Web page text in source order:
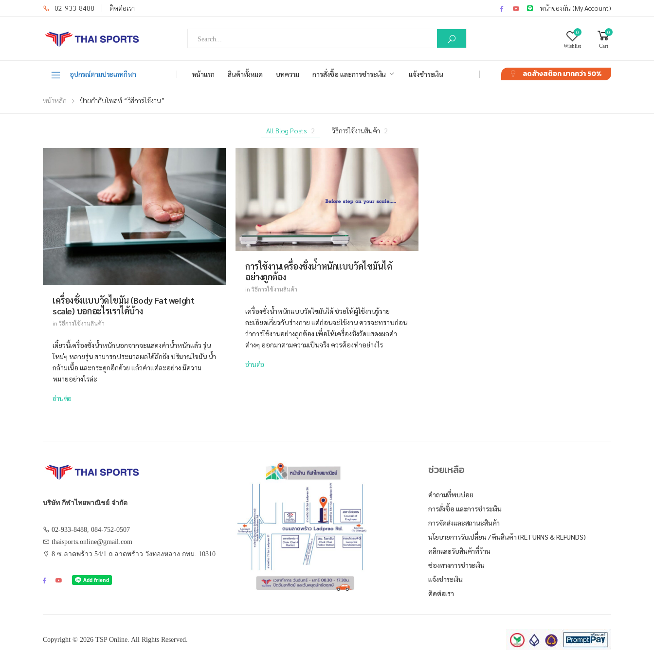
02-933-8488 ติดต่อเรา หน้าของฉัน (My Account)
0
Wishlist
0
Cart
อุปกรณ์ตามประเภทกีฬา หน้าแรก สินค้าทั้งหมด บทความ การสั่งซื้อ และการชำระเงิน แจ้งชำระเงิน ลดล้างสต๊อกมากกว่า 50%
หน้าหลัก ป้ายกำกับโพสท์ “วิธีการใช้งาน”
All Blog Posts 2 วิธีการใช้งานสินค้า 2
เครื่องชั่งแบบวัดไขมัน (Body Fat weight
scale) บอกอะไรเราได้บ้าง
in วิธีการใช้งานสินค้า
เดี๋ยวนี้เครื่องชั่งน้ำหนักนอกจากจะแสดงค่าน้ำหนักแล้ว รุ่น
ใหม่ๆ หลายรุ่น สามารถประมวลผลได้ลึกถึง ปริมาณไขมัน น้ำ
กล้ามเนื้อ และกระดูกอีกด้วย แล้วค่าแต่ละอย่าง มีความ
หมายอย่างไรล่ะ
อ่านต่อ
การใช้งานเครื่องชั่งน้ำหนักแบบวัดไขมันได้
อย่างถูกต้อง
in วิธีการใช้งานสินค้า
เครื่องชั่งน้ำหนักแบบวัดไขมันได้ ช่วยให้ผู้ใช้งานรู้ราย
ละเอียดเกี่ยวกับร่างกาย แต่ก่อนจะใช้งาน ควรจะทราบก่อน
ว่าการใช้งานอย่างถูกต้อง เพื่อให้เครื่องชั่งวัดแสดงผลค่า
ต่างๆ ออกมาตามความเป็นจริง ควรต้องทำอย่างไร
อ่านต่อ
บริษัท กีฬาไทยพาณิชย์ จำกัด
02-933-8488, 084-752-0507
thaisports.online@gmail.com
8 ซ.ลาดพร้าว 54/1 ถ.ลาดพร้าว วังทองหลาง กทม. 10310
ช่วยเหลือ
คำถามที่พบบ่อย
การสั่งซื้อ และการชำระเงิน
การจัดส่งและสถานะสินค้า
นโยบายการรับเปลี่ยน / คืนสินค้า (RETURNS & REFUNDS)
คลิกและรับสินค้าที่ร้าน
ช่องทางการชำระเงิน
แจ้งชำระเงิน
ติดต่อเรา
Copyright © 2026 TSP Online. All Rights Reserved.